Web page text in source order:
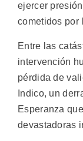
ejercer
cometidos por
Entre las
intervención
pérdida de
Indico, un
Esperanza
devastadoras